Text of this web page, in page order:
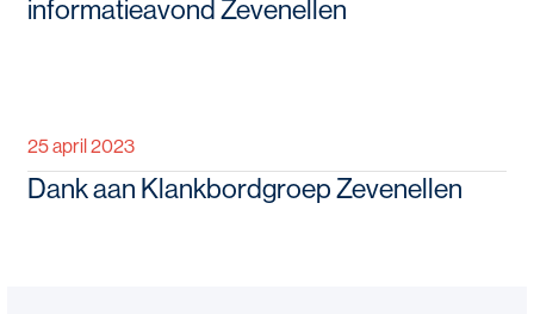
informatieavond Zevenellen
25 april 2023
Dank aan Klankbordgroep Zevenellen